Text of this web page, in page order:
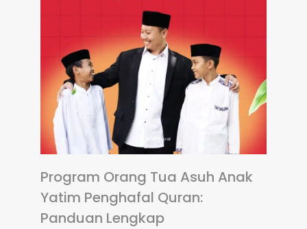
Program Orang Tua Asuh Anak
Yatim Penghafal Quran:
Panduan Lengkap